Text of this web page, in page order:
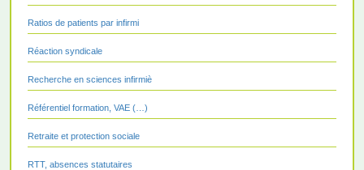
Ratios de patients par infirmi
Réaction syndicale
Recherche en sciences infirmiè
Référentiel formation, VAE (…)
Retraite et protection sociale
RTT, absences statutaires